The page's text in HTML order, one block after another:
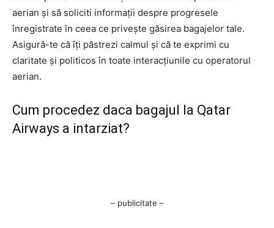
aerian și să soliciti informații despre progresele
înregistrate în ceea ce privește găsirea bagajelor tale.
Asigură-te că îți păstrezi calmul și că te exprimi cu
claritate și politicos în toate interacțiunile cu operatorul
aerian.
Cum procedez daca bagajul la Qatar
Airways a intarziat?
– publicitate –